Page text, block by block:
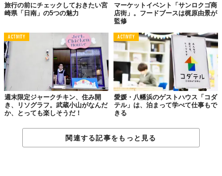
柑黒まんじゅうと
黒豆のモンブラン
旅行の前にチェックしておきたい宮
崎県「日南」の5つの魅力
マーケットイベント「サンロクゴ商
店街」。フードブースは梶原由景が
監修
ACTIVITY
週末限定ジャークチキン、住み開
き、リソグラフ。武蔵小山がなんだ
か、とっても楽しそうだ！
ACTIVITY
愛媛・八幡浜のゲストハウス「コダ
テル」は、泊まって学べて仕事もで
きる
関連する記事をもっと見る